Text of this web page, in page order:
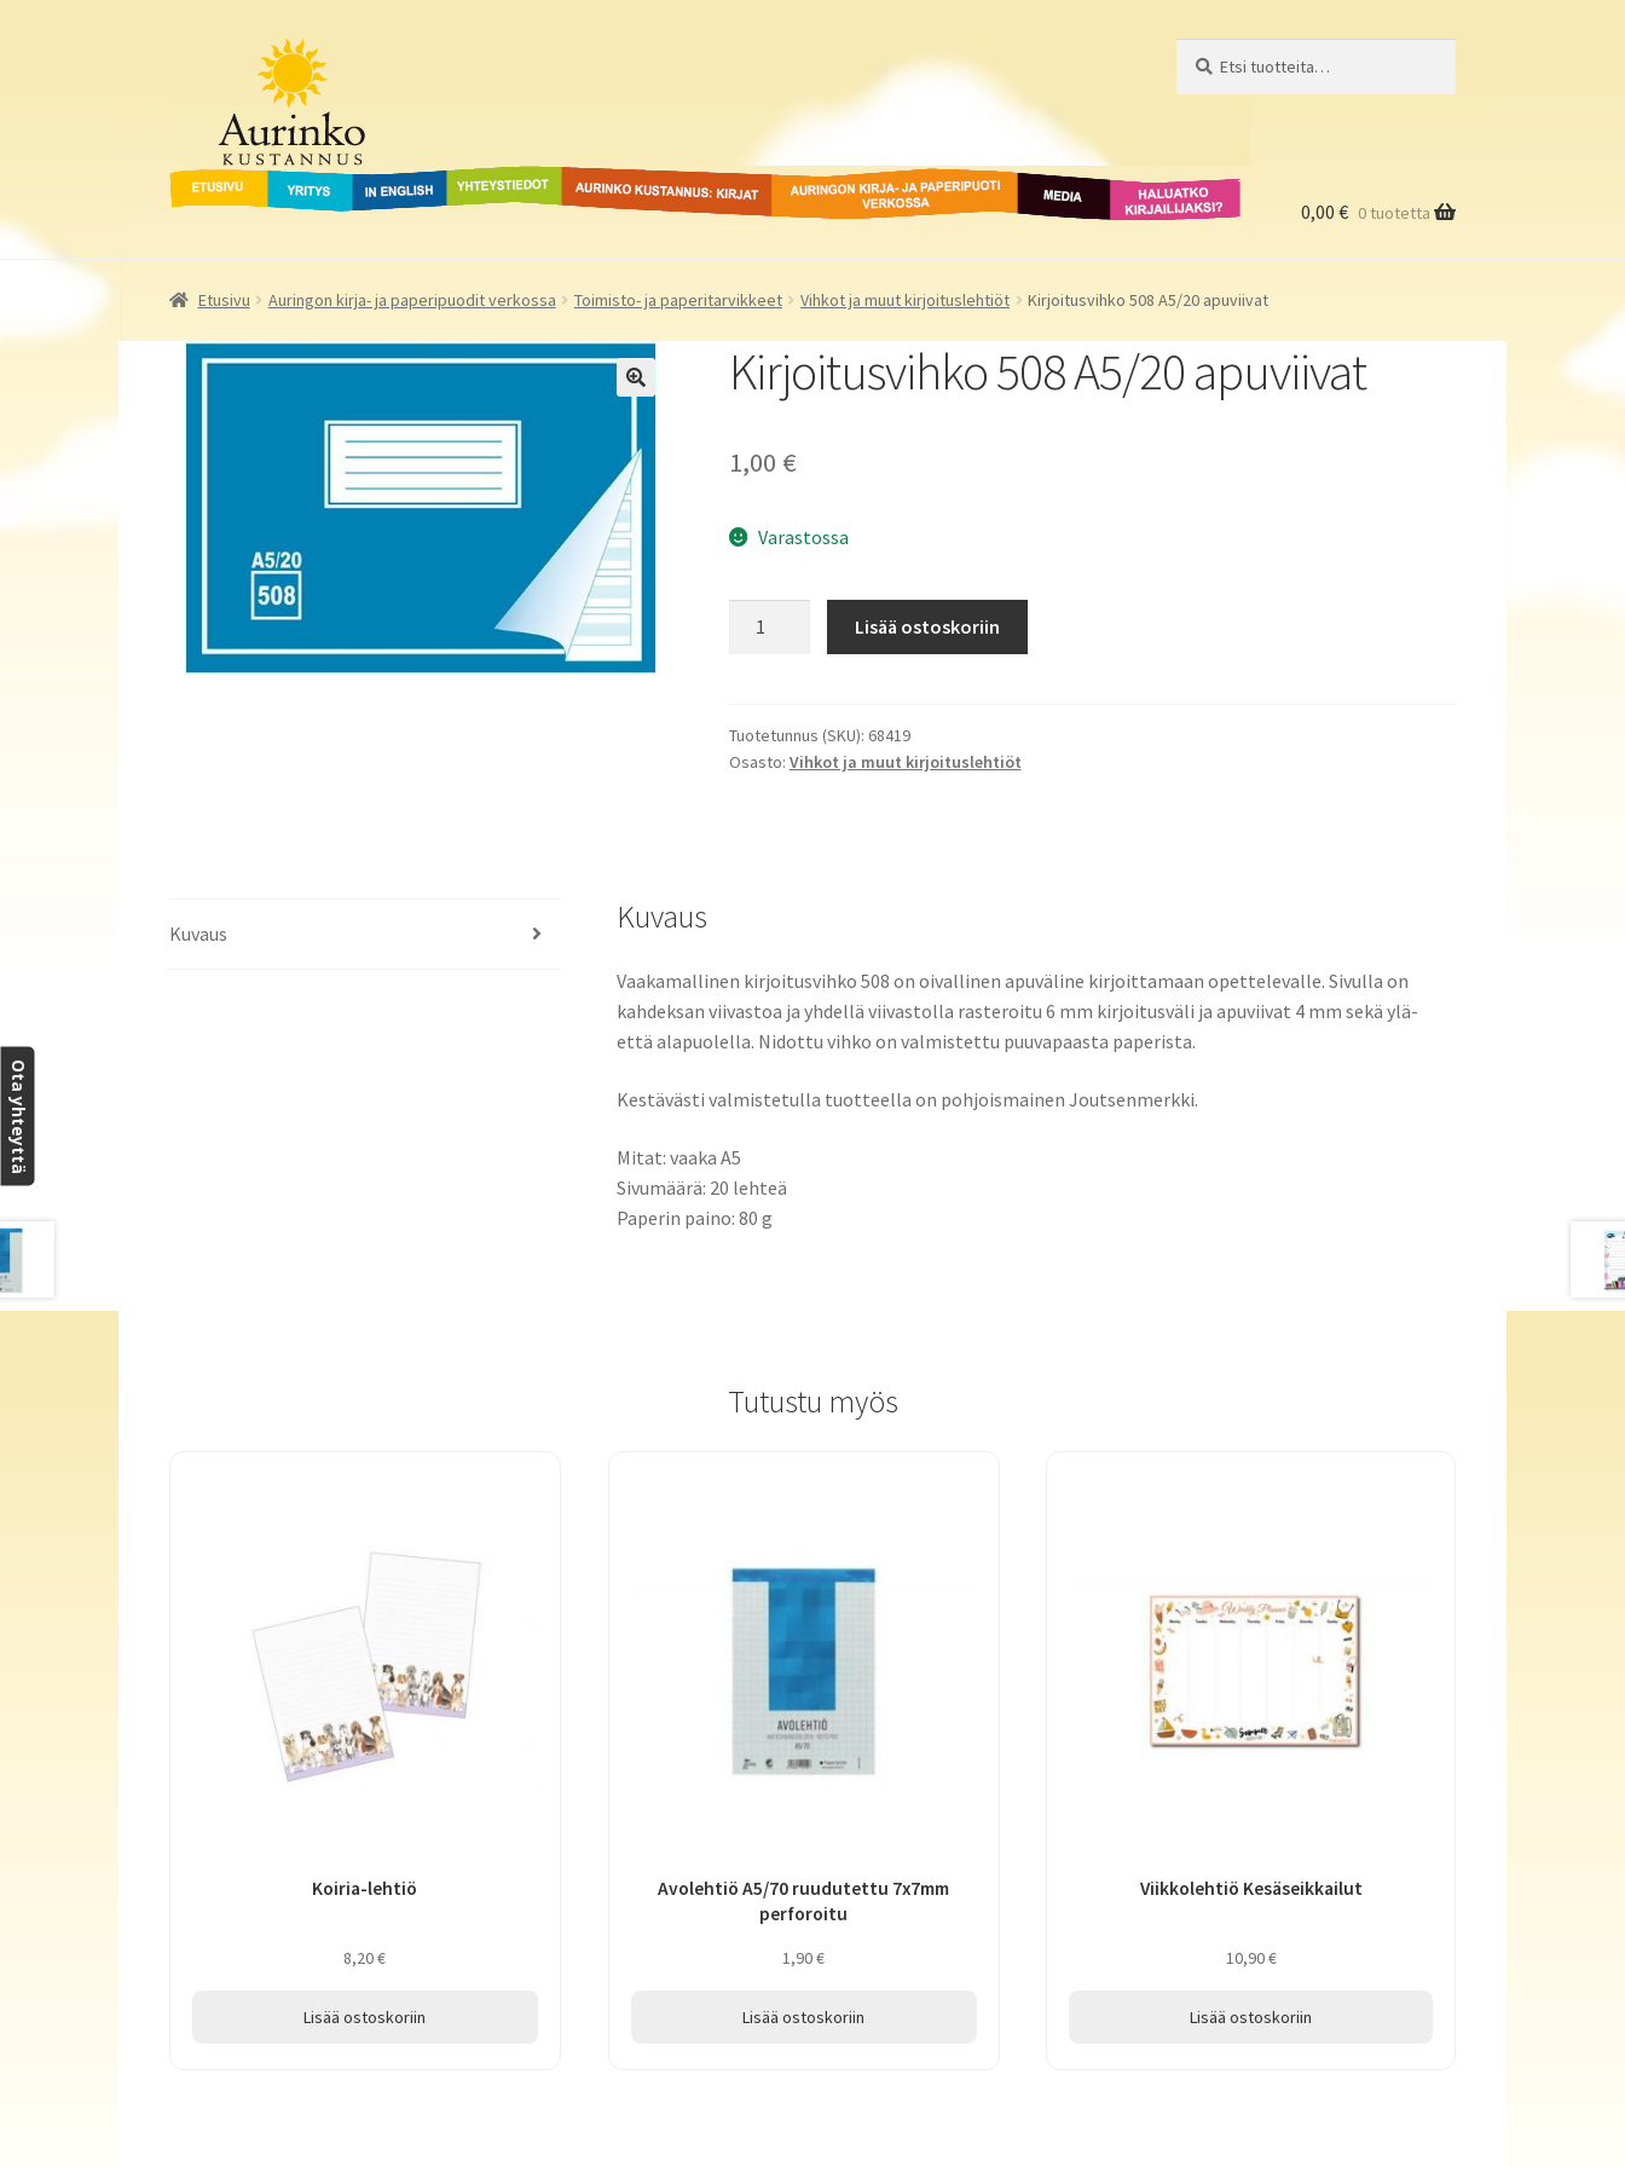
navigointiin
Aurinko Kustannus
Etusivu Yritys In English Yhteystiedot Aurinko Kustannus: kirjat Auringon kirja- ja
paperipuodit verkossa
Media
Haluatko
kirjailijaksi?
0,00 € 0 tuotetta
Etusivu Auringon kirja- ja paperipuodit verkossa Toimisto- ja paperitarvikkeet Vihkot ja muut kirjoituslehtiöt Kirjoitusvihko 508 A5/20 apuviivat
Kirjoitusvihko 508 A5/20 apuviivat
1,00 €
Varastossa
määrä
Lisää ostoskoriin
Tuotetunnus (SKU): 68419
Osasto: Vihkot ja muut kirjoituslehtiöt
Kuvaus Kuvaus
Vaakamallinen kirjoitusvihko 508 on oivallinen apuväline kirjoittamaan opettelevalle. Sivulla on
kahdeksan viivastoa ja yhdellä viivastolla rasteroitu 6 mm kirjoitusväli ja apuviivat 4 mm sekä ylä-
että alapuolella. Nidottu vihko on valmistettu puuvapaasta paperista.
Kestävästi valmistetulla tuotteella on pohjoismainen Joutsenmerkki.
Mitat: vaaka A5
Sivumäärä: 20 lehteä
Paperin paino: 80 g
Tutustu myös
Koiria-lehtiö
8,20€
Lisää ostoskoriin
Avolehtiö A5/70 ruudutettu 7x7mm
perforoitu
1,90€
Lisää ostoskoriin
Viikkolehtiö Kesäseikkailut
10,90€
Lisää ostoskoriin
Ota yhteyttä